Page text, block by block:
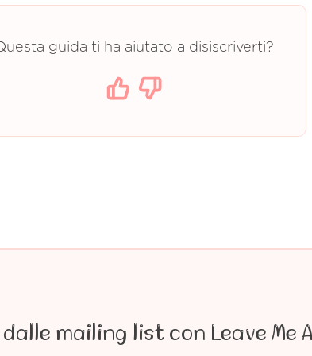
guida ti ha aiutato a disiscriverti?
mailing list con Leave Me